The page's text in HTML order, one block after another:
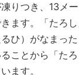
りつき、13メ
ます。「たろ
ひ）がなまっ
ことから「たろ
ます。